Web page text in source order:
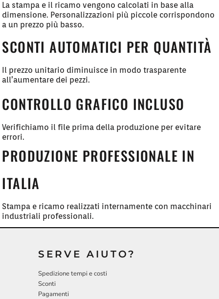
La stampa e il ricamo vengono calcolati in base alla
dimensione. Personalizzazioni più piccole corrispondono
a un prezzo più basso.
SCONTI AUTOMATICI PER QUANTITÀ
Il prezzo unitario diminuisce in modo trasparente
all’aumentare dei pezzi.
CONTROLLO GRAFICO INCLUSO
Verifichiamo il file prima della produzione per evitare
errori.
PRODUZIONE PROFESSIONALE IN
ITALIA
Stampa e ricamo realizzati internamente con macchinari
industriali professionali.
SERVE AIUTO?
Spedizione tempi e costi
Sconti
Pagamenti